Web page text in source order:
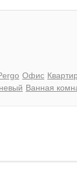
Офис
Ванная